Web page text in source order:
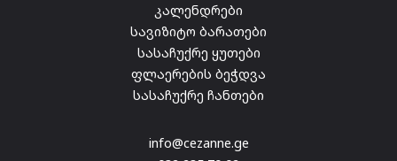
კალენდრები
სავიზიტო ბარათები
სასაჩუქრე ყუთები
ფლაერების ბეჭდვა
სასაჩუქრე ჩანთები
info@cezanne.ge